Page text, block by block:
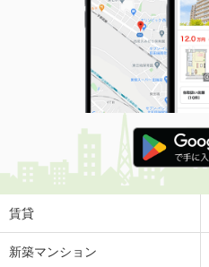
賃貸
新築マンション